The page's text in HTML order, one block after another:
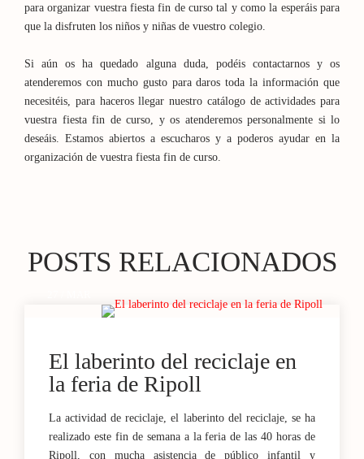
para organizar vuestra fiesta fin de curso tal y como la esperáis para
que la disfruten los niños y niñas de vuestro colegio.
Si aún os ha quedado alguna duda, podéis contactarnos y os
atenderemos con mucho gusto para daros toda la información que
necesitéis, para haceros llegar nuestro catálogo de actividades para
vuestra fiesta fin de curso, y os atenderemos personalmente si lo
deseáis. Estamos abiertos a escucharos y a poderos ayudar en la
organización de vuestra fiesta fin de curso.
POSTS RELACIONADOS
El laberinto del reciclaje en
la feria de Ripoll
La actividad de reciclaje, el laberinto del reciclaje, se ha
realizado este fin de semana a la feria de las 40 horas de
Ripoll, con mucha asistencia de público infantil y